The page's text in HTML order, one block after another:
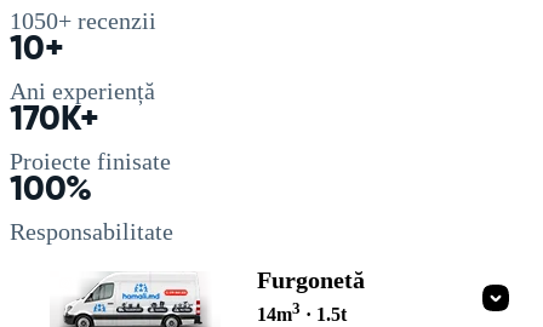
1050+ recenzii
10+
Ani experiență
170K+
Proiecte finisate
100%
Responsabilitate
Furgonetă
14m3 · 1.5t